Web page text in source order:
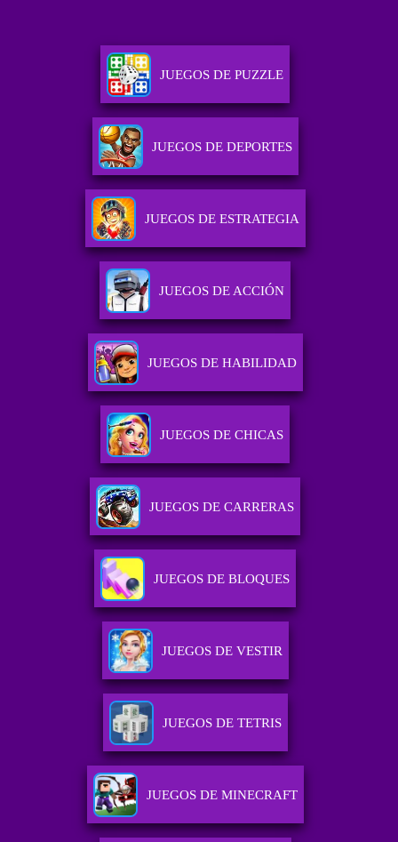
JUEGOS DE PUZZLE
JUEGOS DE DEPORTES
JUEGOS DE ESTRATEGIA
JUEGOS DE ACCIÓN
JUEGOS DE HABILIDAD
JUEGOS DE CHICAS
JUEGOS DE CARRERAS
JUEGOS DE BLOQUES
JUEGOS DE VESTIR
JUEGOS DE TETRIS
JUEGOS DE MINECRAFT